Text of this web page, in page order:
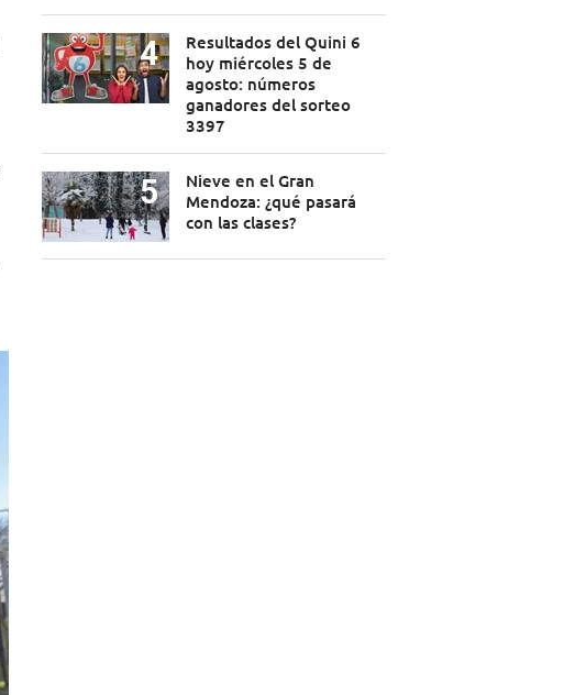
Resultados del Quini 6
hoy miércoles 5 de
agosto: números
ganadores del sorteo
3397
Nieve en el Gran
Mendoza: ¿qué pasará
con las clases?